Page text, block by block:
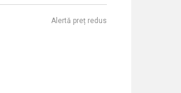
Alertă preț redus